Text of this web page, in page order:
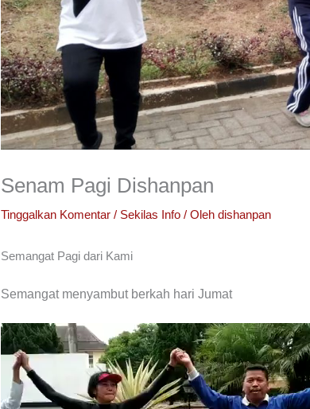
Senam Pagi Dishanpan
Tinggalkan Komentar / Sekilas Info / Oleh dishanpan
Semangat Pagi dari Kami
Semangat menyambut berkah hari Jumat
Pemutar
Video